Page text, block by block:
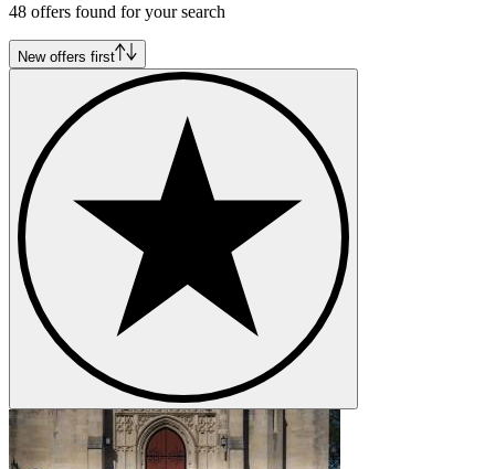
48 offers found for your search
New offers first